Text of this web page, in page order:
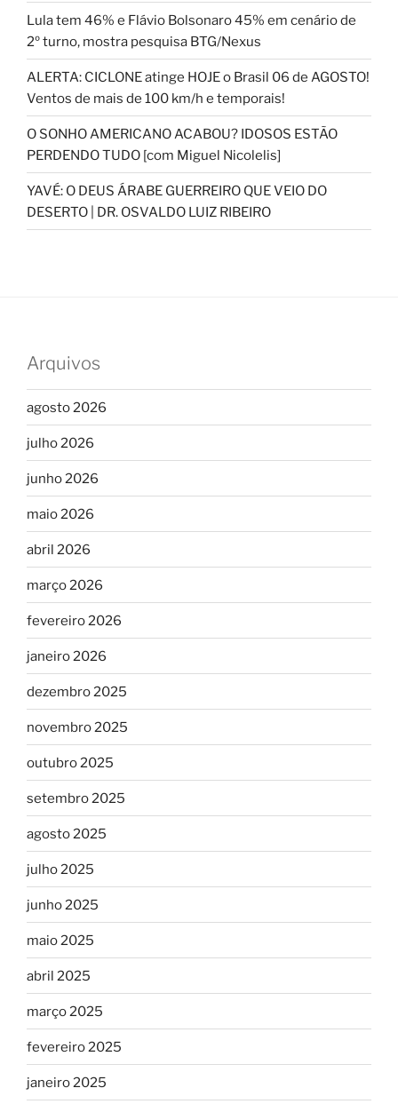
Lula tem 46% e Flávio Bolsonaro 45% em cenário de
2º turno, mostra pesquisa BTG/Nexus
ALERTA: CICLONE atinge HOJE o Brasil 06 de AGOSTO!
Ventos de mais de 100 km/h e temporais!
O SONHO AMERICANO ACABOU? IDOSOS ESTÃO
PERDENDO TUDO [com Miguel Nicolelis]
YAVÉ: O DEUS ÁRABE GUERREIRO QUE VEIO DO
DESERTO | DR. OSVALDO LUIZ RIBEIRO
Arquivos
agosto 2026
julho 2026
junho 2026
maio 2026
abril 2026
março 2026
fevereiro 2026
janeiro 2026
dezembro 2025
novembro 2025
outubro 2025
setembro 2025
agosto 2025
julho 2025
junho 2025
maio 2025
abril 2025
março 2025
fevereiro 2025
janeiro 2025